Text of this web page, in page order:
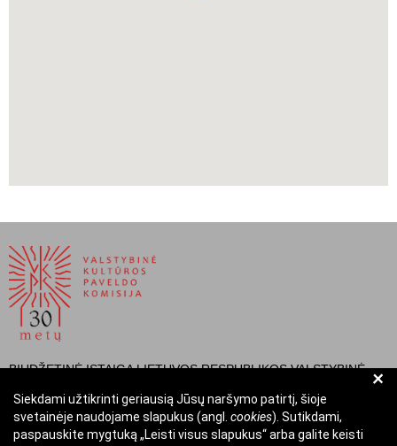
BIUDŽETINĖ ĮSTAIGA LIETUVOS RESPUBLIKOS VALSTYBINĖ
Įmonės kodas: Juridinių asmenų registre 288700520
+
Siekdami užtikrinti geriausią Jūsų naršymo patirtį, šioje
svetainėje naudojame slapukus (angl. cookies). Sutikdami,
paspauskite mygtuką „Leisti visus slapukus“ arba galite keisti